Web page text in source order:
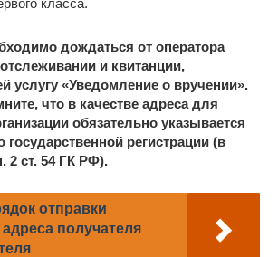
дождаться от оператора
и квитанции,
услугу «Уведомление о вручении».
что в качестве адреса для
обязательно указывается
государственной регистрации (в
2 ст. 54 ГК РФ).
отправки
получателя